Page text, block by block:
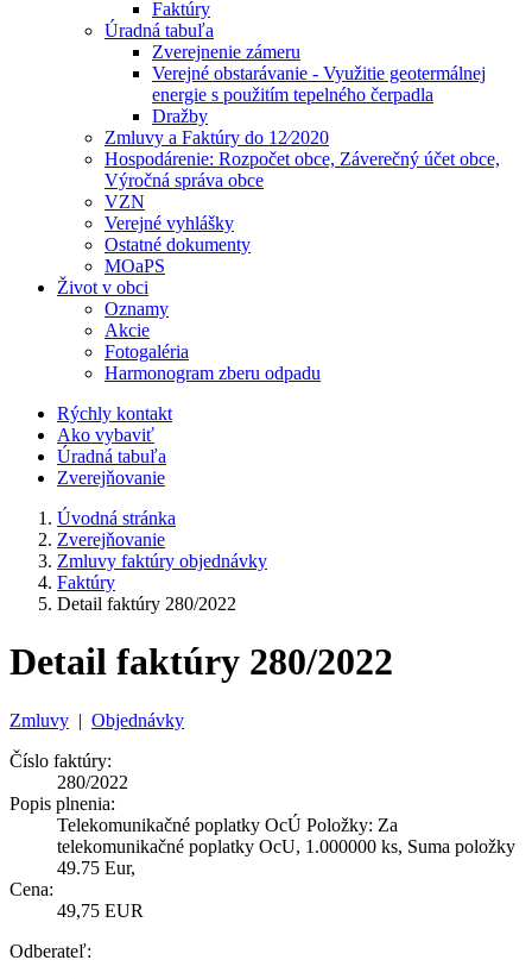
Faktúry
Úradná tabuľa
Zverejnenie zámeru
Verejné obstarávanie - Využitie geotermálnej
energie s použitím tepelného čerpadla
Dražby
Zmluvy a Faktúry do 12⁄2020
Hospodárenie: Rozpočet obce, Záverečný účet obce,
Výročná správa obce
VZN
Verejné vyhlášky
Ostatné dokumenty
MOaPS
Život v obci
Oznamy
Akcie
Fotogaléria
Harmonogram zberu odpadu
Rýchly kontakt
Ako vybaviť
Úradná tabuľa
Zverejňovanie
Úvodná stránka
Zverejňovanie
Zmluvy faktúry objednávky
Faktúry
Detail faktúry 280/2022
Detail faktúry 280/2022
Zmluvy | Objednávky
Číslo faktúry:
280/2022
Popis plnenia:
Telekomunikačné poplatky OcÚ Položky: Za
telekomunikačné poplatky OcU, 1.000000 ks, Suma položky
49.75 Eur,
Cena:
49,75 EUR
Odberateľ: